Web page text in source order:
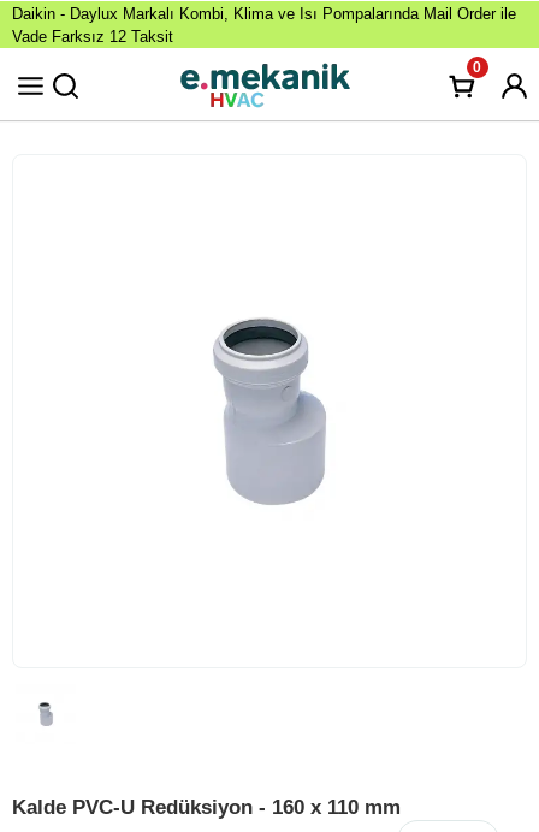
Daikin - Daylux Markalı Kombi, Klima ve Isı Pompalarında Mail Order ile
Vade Farksız 12 Taksit
0
Kalde PVC-U Redüksiyon - 160 x 110 mm